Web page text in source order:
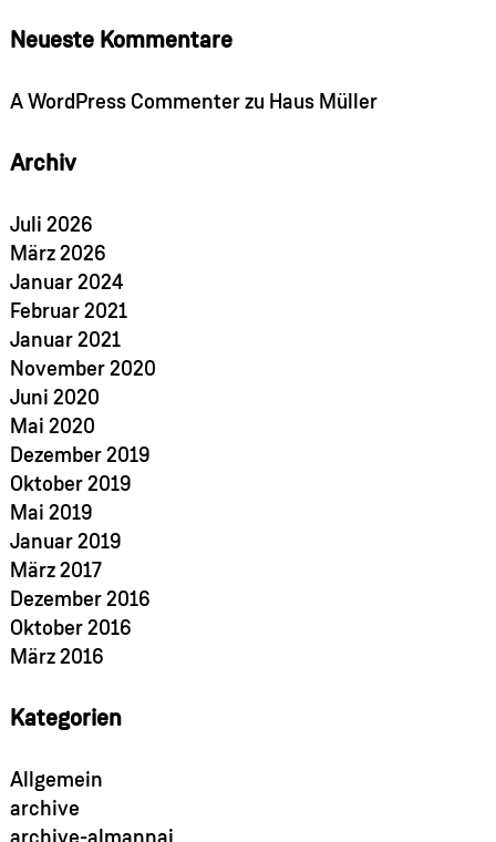
Neueste Kommentare
A WordPress Commenterzu Haus Müller
Archiv
Juli 2026
März 2026
Januar 2024
Februar 2021
Januar 2021
November 2020
Juni 2020
Mai 2020
Dezember 2019
Oktober 2019
Mai 2019
Januar 2019
März 2017
Dezember 2016
Oktober 2016
März 2016
Kategorien
Allgemein
archive